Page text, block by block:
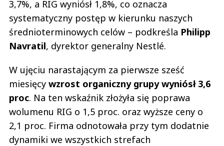
3,7%, a RIG wyniósł 1,8%, co oznacza
systematyczny postęp w kierunku naszych
średnioterminowych celów – podkreśla Philipp
Navratil, dyrektor generalny Nestlé.
W ujęciu narastającym za pierwsze sześć
miesięcy wzrost organiczny grupy wyniósł 3,6
proc. Na ten wskaźnik złożyła się poprawa
wolumenu RIG o 1,5 proc. oraz wyższe ceny o
2,1 proc. Firma odnotowała przy tym dodatnie
dynamiki we wszystkich strefach